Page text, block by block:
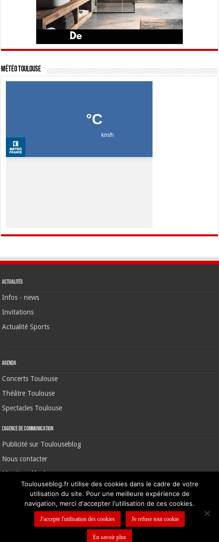
Météo Toulouse
Actualités
Infos - news
Invitations
Actualité Sports
Agenda
Concerts Toulouse
Théâtre Toulouse
Spectacles Toulouse
L’agence de communication
Publicité sur Toulouseblog
Nous contacter
Mentions légales
©2006-2026 Toulouse Blog | CNIL N° 1391640
Toulouseblog.fr utilise des cookies dans le cadre de votre
utilisation du site. Pour une meilleure expérience de
navigation, merci d'accepter l'utilisation de ces cookies.
J'accepte l'utilisation des cookies Je refuse tout cookie
En savoir plus